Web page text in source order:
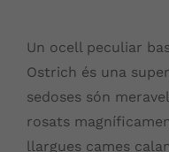
Un ocell peculiar
Ostrich és una
sedoses són
rosats
llargues cames